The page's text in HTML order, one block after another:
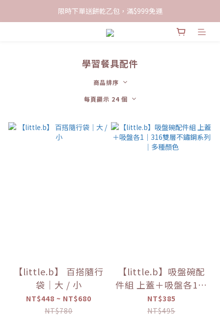
限時下單送餅乾乙包，滿$999免運
限時下單送餅乾乙包，滿$999免運
加入會員領100現折購物金
學習餐具配件
商品排序
每頁顯示 24 個
【little.b】 百搭隨行
袋｜大 / 小
NT$448 ~ NT$680
NT$780
【little.b】吸盤碗配
件組 上蓋＋吸盤各1｜
316雙層不鏽鋼系列｜
多種顏色
NT$385
NT$495